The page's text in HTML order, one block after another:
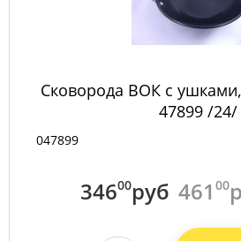
Сковорода ВОК с
47899 /24/
047899
34600руб 461 00